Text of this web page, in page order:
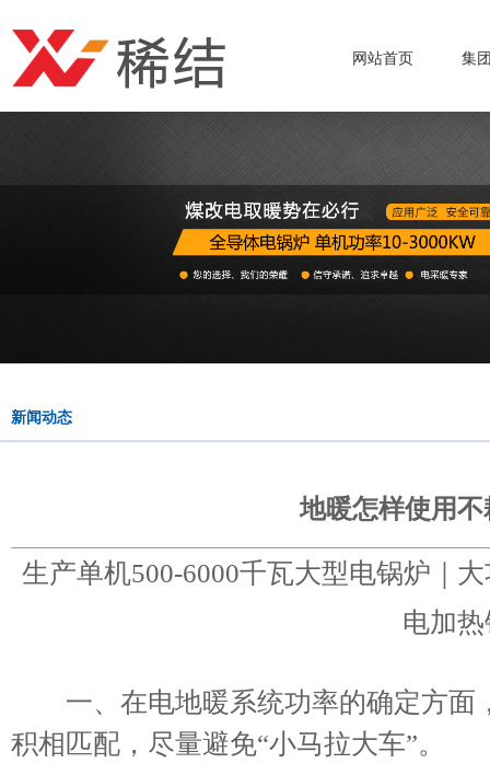
网站首页 集
新闻动态
地暖怎样使用
生产单机500-6000千瓦大型电锅炉｜
电加
一、在电地暖系统功率的确定方面
积相匹配，尽量避免“小马拉大车”。